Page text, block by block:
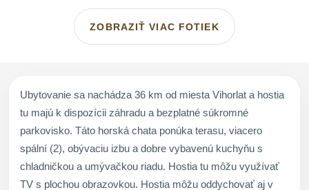
ZOBRAZIŤ VIAC FOTIEK
Ubytovanie sa nachádza 36 km od miesta Vihorlat a hostia
tu majú k dispozícii záhradu a bezplatné súkromné
parkovisko. Táto horská chata ponúka terasu, viacero
spální (2), obývaciu izbu a dobre vybavenú kuchyňu s
chladničkou a umývačkou riadu. Hostia tu môžu využívať
TV s plochou obrazovkou. Hostia môžu oddychovať aj v